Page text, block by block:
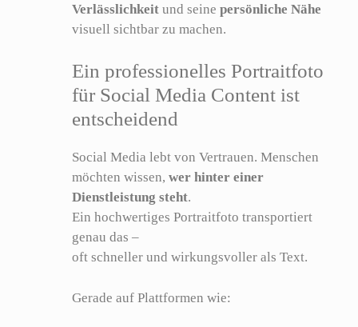
Verlässlichkeit und seine persönliche Nähe
visuell sichtbar zu machen.
Ein professionelles Portraitfoto
für Social Media Content ist
entscheidend
Social Media lebt von Vertrauen. Menschen
möchten wissen, wer hinter einer
Dienstleistung steht.
Ein hochwertiges Portraitfoto transportiert
genau das –
oft schneller und wirkungsvoller als Text.
Gerade auf Plattformen wie: